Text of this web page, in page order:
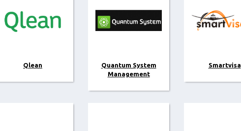
Qlean
Quantum System
Management
Smartvisa